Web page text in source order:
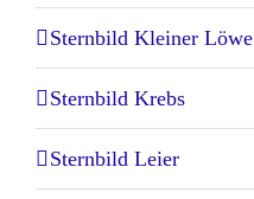
Sternbild Kleiner Löwe
Sternbild Krebs
Sternbild Leier